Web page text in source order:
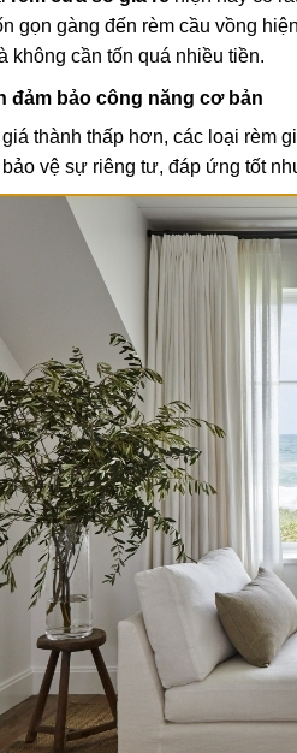
gọn gàng đến rèm cầu vồng
không cần tốn quá nhiều tiền.
đảm bảo công năng cơ bản
giá thành thấp hơn, các loại rèm
vệ sự riêng tư, đáp ứng tốt